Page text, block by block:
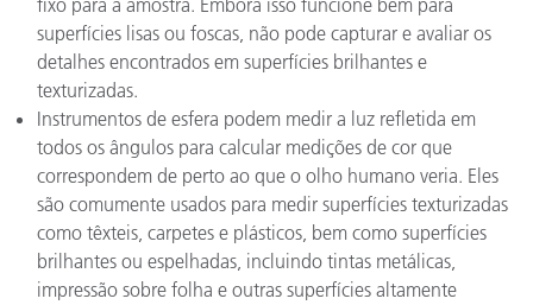
fixo para a amostra. Embora isso funcione bem para
superfícies lisas ou foscas, não pode capturar e avaliar os
detalhes encontrados em superfícies brilhantes e
texturizadas.
Instrumentos de esfera podem medir a luz refletida em
todos os ângulos para calcular medições de cor que
correspondem de perto ao que o olho humano veria. Eles
são comumente usados para medir superfícies texturizadas
como têxteis, carpetes e plásticos, bem como superfícies
brilhantes ou espelhadas, incluindo tintas metálicas,
impressão sobre folha e outras superfícies altamente